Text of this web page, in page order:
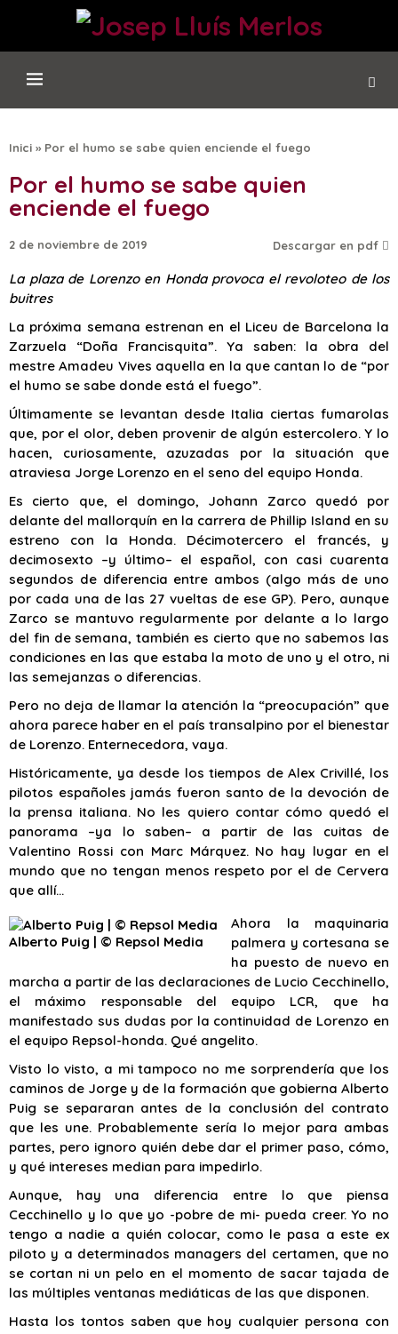
Inici » Por el humo se sabe quien enciende el fuego
Por el humo se sabe quien
enciende el fuego
2 de noviembre de 2019 Descargar en pdf
La plaza de Lorenzo en Honda provoca el revoloteo de los
buitres
La próxima semana estrenan en el Liceu de Barcelona la
Zarzuela “Doña Francisquita”. Ya saben: la obra del
mestre Amadeu Vives aquella en la que cantan lo de “por
el humo se sabe donde está el fuego”.
Últimamente se levantan desde Italia ciertas fumarolas
que, por el olor, deben provenir de algún estercolero. Y lo
hacen, curiosamente, azuzadas por la situación que
atraviesa Jorge Lorenzo en el seno del equipo Honda.
Es cierto que, el domingo, Johann Zarco quedó por
delante del mallorquín en la carrera de Phillip Island en su
estreno con la Honda. Décimotercero el francés, y
decimosexto –y último– el español, con casi cuarenta
segundos de diferencia entre ambos (algo más de uno
por cada una de las 27 vueltas de ese GP). Pero, aunque
Zarco se mantuvo regularmente por delante a lo largo
del fin de semana, también es cierto que no sabemos las
condiciones en las que estaba la moto de uno y el otro, ni
las semejanzas o diferencias.
Pero no deja de llamar la atención la “preocupación” que
ahora parece haber en el país transalpino por el bienestar
de Lorenzo. Enternecedora, vaya.
Históricamente, ya desde los tiempos de Alex Crivillé, los
pilotos españoles jamás fueron santo de la devoción de
la prensa italiana. No les quiero contar cómo quedó el
panorama –ya lo saben– a partir de las cuitas de
Valentino Rossi con Marc Márquez. No hay lugar en el
mundo que no tengan menos respeto por el de Cervera
que allí…
Alberto Puig | © Repsol Media
Ahora la maquinaria
palmera y cortesana se
ha puesto de nuevo en
marcha a partir de las declaraciones de Lucio Cecchinello,
el máximo responsable del equipo LCR, que ha
manifestado sus dudas por la continuidad de Lorenzo en
el equipo Repsol-honda. Qué angelito.
Visto lo visto, a mi tampoco no me sorprendería que los
caminos de Jorge y de la formación que gobierna Alberto
Puig se separaran antes de la conclusión del contrato
que les une. Probablemente sería lo mejor para ambas
partes, pero ignoro quién debe dar el primer paso, cómo,
y qué intereses median para impedirlo.
Aunque, hay una diferencia entre lo que piensa
Cecchinello y lo que yo -pobre de mi- pueda creer. Yo no
tengo a nadie a quién colocar, como le pasa a este ex
piloto y a determinados managers del certamen, que no
se cortan ni un pelo en el momento de sacar tajada de
las múltiples ventanas mediáticas de las que disponen.
Hasta los tontos saben que hoy cualquier persona con